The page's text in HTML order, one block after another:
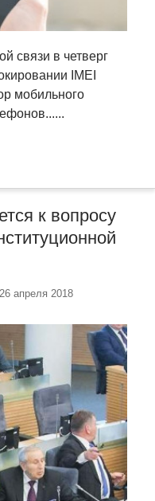
связи в четверг
IMEI
мобильного
к вопросу
26 апреля 2018